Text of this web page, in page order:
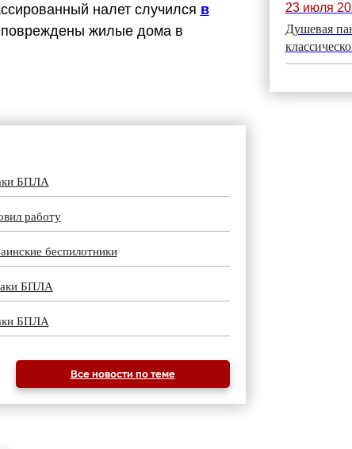
налет случился в
повреждены жилые дома в
БПЛА
работу
беспилотники
БПЛА
БПЛА
Все новости по теме
23 июля
Душевая